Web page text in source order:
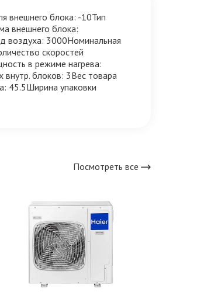
внешнего блока: -10Тип
внешнего блока:
воздуха: 3000Номинальная
скоростей
в режиме нагрева:
блоков: 3Вес товара
45.5Ширина упаковки
Посмотреть все